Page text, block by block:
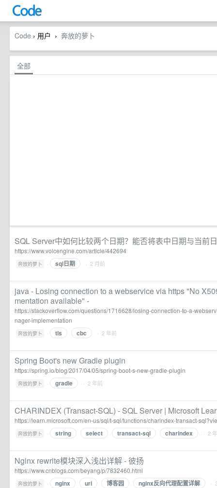
Code › 用户 › 奔放的萝卜
全部
SQL Server中如何比较两个日期？能否将表中日期与当前
https://www.volcengine.com/article/442694
奔放的萝卜 · sql日期 · 2 月前
java - Losing connection to a webservice via https "No
mentation available" -
https://stackoverflow.com/questions/1716628/losing-connection-to-a-
nager-implementation
奔放的萝卜 · tls cbc · 2 年前
Spring Boot's new Gradle plugin
https://spring.io/blog/2017/04/05/spring-boot-s-new-gradle-plugin
奔放的萝卜 · gradle · 2 年前
CHARINDEX (Transact-SQL) - SQL Server | Microsoft
https://learn.microsoft.com/en-us/sql/t-sql/functions/charindex-transact-
奔放的萝卜 · string select transact-sql charindex · 2
Nginx rewrite模块深入浅出详解 - 彼扬
https://www.cnblogs.com/beyang/p/7832460.html
奔放的萝卜 · nginx uri 博客园 nginx反向代理配置详解 ·